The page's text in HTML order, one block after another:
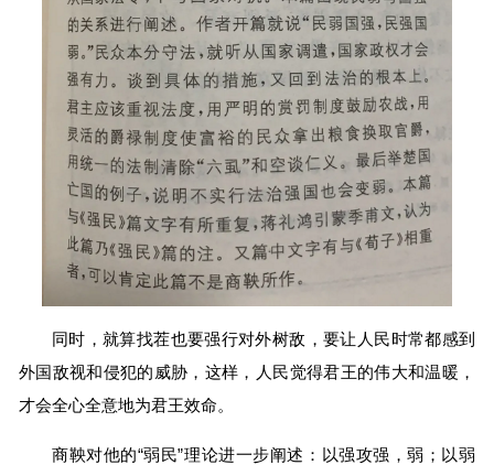
同时，就算找茬也要强行对外树敌，要让人民时常都感到
外国敌视和侵犯的威胁，这样，人民觉得君王的伟大和温暖，
才会全心全意地为君王效命。
商鞅对他的“弱民”理论进一步阐述：以强攻强，弱；以弱